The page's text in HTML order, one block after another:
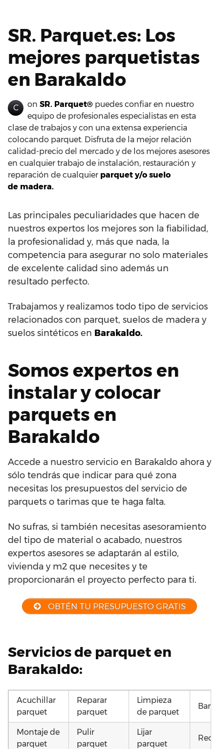
SR. Parquet.es: Los
mejores parquetistas
en Barakaldo
C on SR. Parquet® puedes confiar en nuestro
equipo de profesionales especialistas en esta
clase de trabajos y con una extensa experiencia
colocando parquet. Disfruta de la mejor relación
calidad-precio del mercado y de los mejores asesores
en cualquier trabajo de instalación, restauración y
reparación de cualquier parquet y/o suelo
de madera.
Las principales peculiaridades que hacen de
nuestros expertos los mejores son la fiabilidad,
la profesionalidad y, más que nada, la
competencia para asegurar no solo materiales
de excelente calidad sino además un
resultado perfecto.
Trabajamos y realizamos todo tipo de servicios
relacionados con parquet, suelos de madera y
suelos sintéticos en Barakaldo.
Somos expertos en
instalar y colocar
parquets en
Barakaldo
Accede a nuestro servicio en Barakaldo ahora y
sólo tendrás que indicar para qué zona
necesitas los presupuestos del servicio de
parquets o tarimas que te haga falta.
No sufras, si también necesitas asesoramiento
del tipo de material o acabado, nuestros
expertos asesores se adaptarán al estilo,
vivienda y m2 que necesites y te
proporcionarán el proyecto perfecto para ti.
OBTÉN TU PRESUPUESTO GRATIS
Servicios de parquet en
Barakaldo:
Acuchillar
parquet
Reparar
parquet
Limpieza
de parquet
Montaje de
parquet
Pulir
parquet
Lijar
parquet